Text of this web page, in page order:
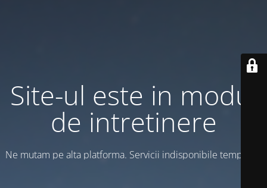
Site-ul este in modul
de intretinere
Ne mutam pe alta platforma. Servicii indisponibile temporar!